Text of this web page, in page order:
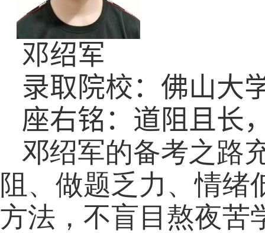
邓绍军
录取院校：佛山大
座右铭：道阻且长
邓绍军的备考之路
阻、做题乏力、情绪
方法，不盲目熬夜苦